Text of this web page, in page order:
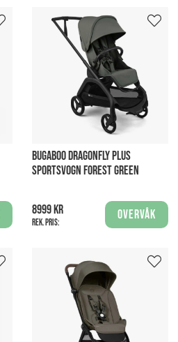
BUGABOO DRAGONFLY PLUS
SPORTSVOGN FOREST GREEN
8999 kr
Rek. pris:
Overvåk